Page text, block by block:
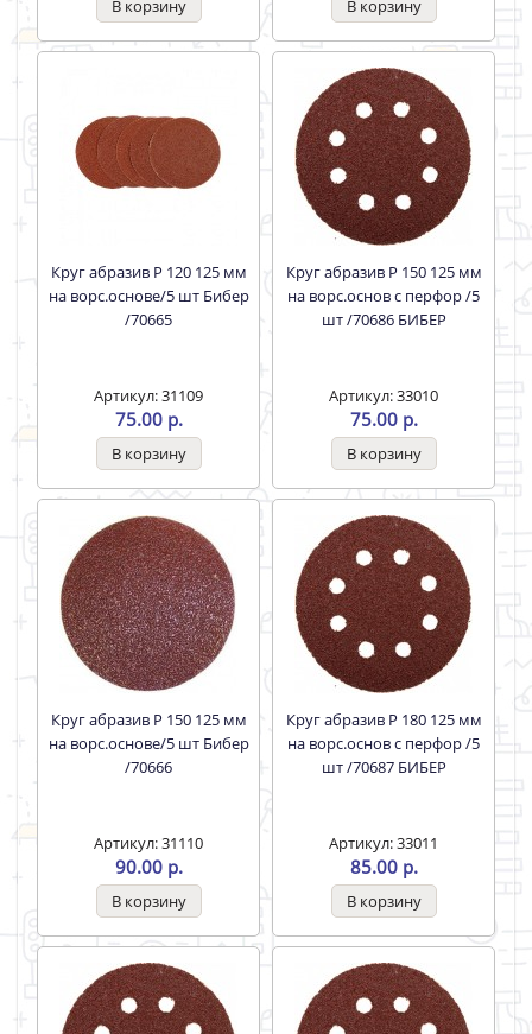
Круг абразив Р 120 125 мм
на ворс.основе/5 шт Бибер
/70665
Артикул: 31109
75.00 р.
Круг абразив Р 150 125 мм
на ворс.основ с перфор /5
шт /70686 БИБЕР
Артикул: 33010
75.00 р.
Круг абразив Р 150 125 мм
на ворс.основе/5 шт Бибер
/70666
Артикул: 31110
90.00 р.
Круг абразив Р 180 125 мм
на ворс.основ с перфор /5
шт /70687 БИБЕР
Артикул: 33011
85.00 р.